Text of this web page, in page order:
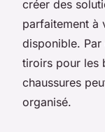
créer des
parfaitement à
disponible.
tiroirs pour les
chaussures
organisé.